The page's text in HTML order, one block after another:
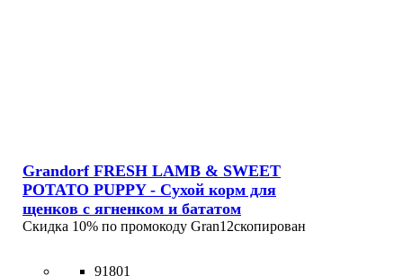
Grandorf FRESH LAMB & SWEET
POTATO PUPPY - Сухой корм для
щенков с ягненком и бататом
Скидка 10% по промокоду Gran12скопирован
91801